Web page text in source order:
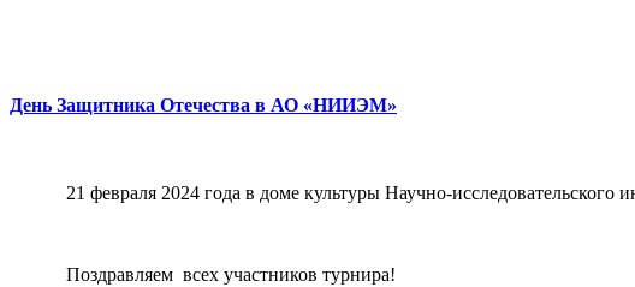
День Защитника Отечества в АО «НИИЭМ»
21 февраля 2024 года в доме культуры Научно-
Поздравляем всех участников турнира!